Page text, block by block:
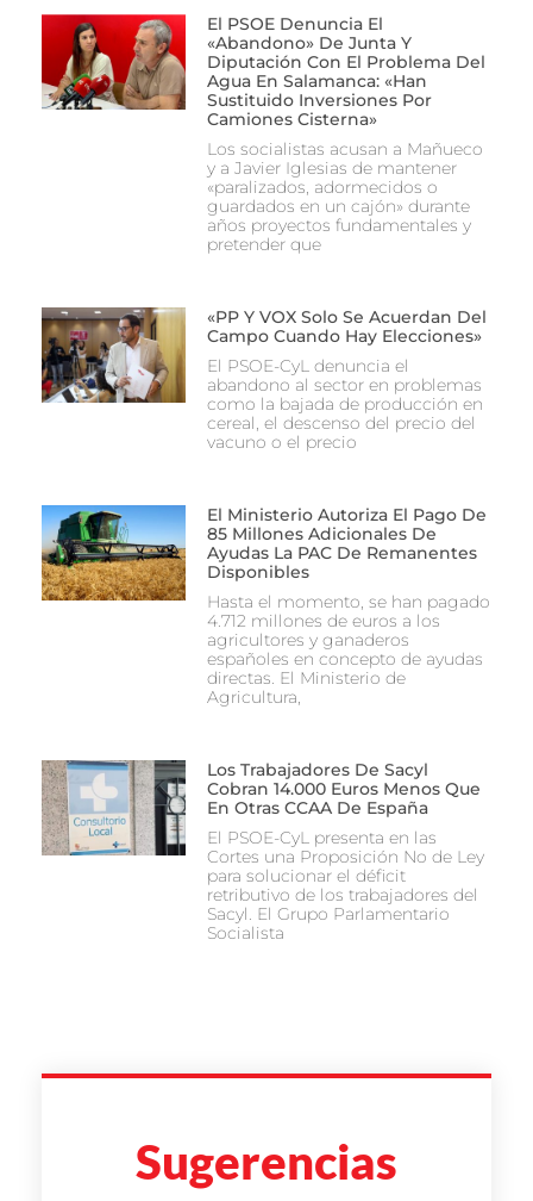
El PSOE Denuncia El
«abandono» De Junta Y
Diputación Con El Problema Del
Agua En Salamanca: «Han
Sustituido Inversiones Por
Camiones Cisterna»
Los socialistas acusan a Mañueco
y a Javier Iglesias de mantener
«paralizados, adormecidos o
guardados en un cajón» durante
años proyectos fundamentales y
pretender que
«PP Y VOX Solo Se Acuerdan Del
Campo Cuando Hay Elecciones»
El PSOE-CyL denuncia el
abandono al sector en problemas
como la bajada de producción en
cereal, el descenso del precio del
vacuno o el precio
El Ministerio Autoriza El Pago De
85 Millones Adicionales De
Ayudas La PAC De Remanentes
Disponibles
Hasta el momento, se han pagado
4.712 millones de euros a los
agricultores y ganaderos
españoles en concepto de ayudas
directas. El Ministerio de
Agricultura,
Los Trabajadores De Sacyl
Cobran 14.000 Euros Menos Que
En Otras CCAA De España
El PSOE-CyL presenta en las
Cortes una Proposición No de Ley
para solucionar el déficit
retributivo de los trabajadores del
Sacyl. El Grupo Parlamentario
Socialista
Sugerencias